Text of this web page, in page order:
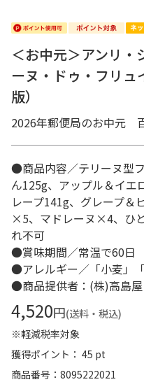
＜お中元＞アンリ
ーヌ・ドゥ・フリ
版）
2026年郵便局のお中元
●商品内容／テリーヌ型
ん125g、アップル＆イエ
レープ141g、グレープ＆
×5、マドレーヌ×4、ひ
れ不可
●賞味期間／常温で60日
●アレルギー／「小麦」
●商品提供者：(株)高島
4,520円(送料・税込)
※軽減税率対象
獲得ポイント： 45 pt
商品番号
8095222021